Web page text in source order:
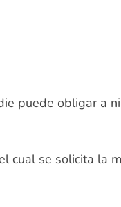
puede obligar a
cual se solicita la